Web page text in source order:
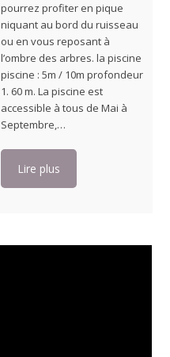
pourrez profiter en pique
niquant au bord du ruisseau
ou en vous reposant à
l’ombre des arbres. la piscine
piscine : 5m / 10m profondeur
1. 60 m. La piscine est
accessible à tous de Mai à
Septembre,…
Lire plus